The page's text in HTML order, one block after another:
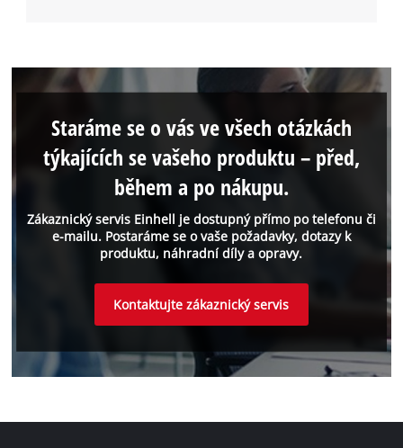
Zákaznický servis Einhell je dostupný přímo po telefonu či
e-mailu. Postaráme se o vaše požadavky, dotazy k
produktu, náhradní díly a opravy.
Staráme se o vás ve všech otázkách
týkajících se vašeho produktu – před,
během a po nákupu.
Kontaktujte zákaznický servis